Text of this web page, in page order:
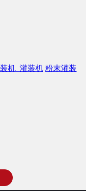
机灌装机 粉末灌装